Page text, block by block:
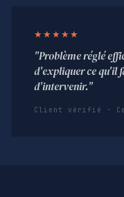
★★★★★
"Problème réglé
d'expliquer ce qu'il
d'intervenir."
Client vérifié ·